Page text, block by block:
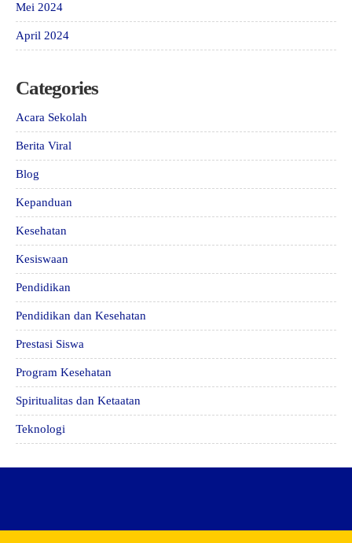
Mei 2024
April 2024
Categories
Acara Sekolah
Berita Viral
Blog
Kepanduan
Kesehatan
Kesiswaan
Pendidikan
Pendidikan dan Kesehatan
Prestasi Siswa
Program Kesehatan
Spiritualitas dan Ketaatan
Teknologi